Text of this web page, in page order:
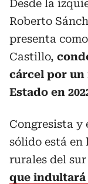
Desde la
Roberto
presenta
Castillo,
cárcel por
Estado en
Congresista y
sólido está en
rurales del
que indultará